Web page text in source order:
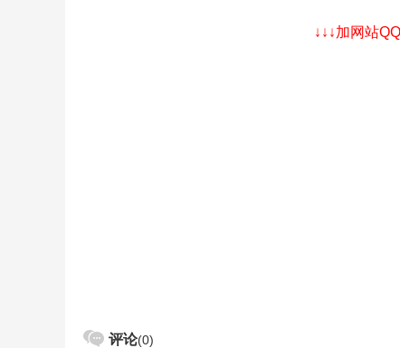
↓↓↓加网站
评论(0)